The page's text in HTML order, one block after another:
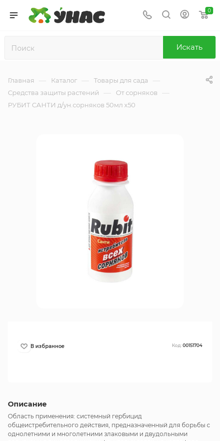
0
Искать
Главная — Каталог — Товары для сада —
Средства защиты растений — От сорняков —
РУБИТ САНТИ д/ун.сорняков 50мл х50
Описание
Область применения: системный гербицид
общеистребительного действия, предназначенный для борьбы с
однолетними и многолетними злаковыми и двудольными
Код:00151704